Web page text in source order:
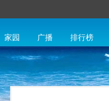
家园 广播 排行榜